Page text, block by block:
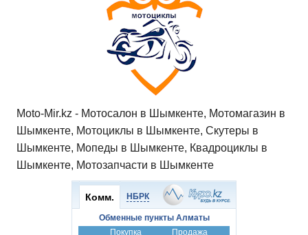
a
ss
ni
ki
m
Moto-Mir.kz - Мотосалон в Шымкенте, Мотомагазин в
Шымкенте, Мотоциклы в Шымкенте, Скутеры в
Шымкенте, Мопеды в Шымкенте, Квадроциклы в
Шымкенте, Мотозапчасти в Шымкенте